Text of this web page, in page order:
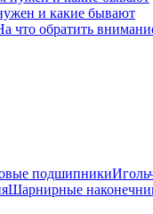
и какие бывают
что обратить
подшипники
Шарнирные